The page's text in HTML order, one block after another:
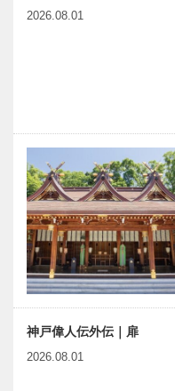
2026.08.01
神戸偉人伝外伝｜扉
2026.08.01